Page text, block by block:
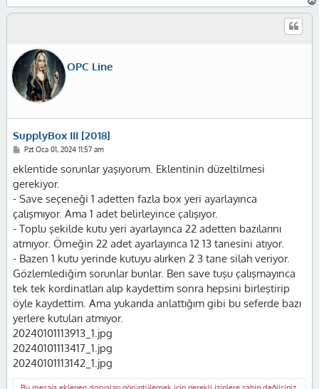
OPC Line
SupplyBox III [2018]
M
s
a
j
Pzt Oca 01, 2024 11:57 am
eklentide sorunlar yaşıyorum. Eklentinin düzeltilmesi
gerekiyor.
- Save seçeneği 1 adetten fazla box yeri ayarlayınca
çalışmıyor. Ama 1 adet belirleyince çalışıyor.
- Toplu şekilde kutu yeri ayarlayınca 22 adetten bazılarını
atmıyor. Örneğin 22 adet ayarlayınca 12 13 tanesini atıyor.
- Bazen 1 kutu yerinde kutuyu alırken 2 3 tane silah veriyor.
Gözlemlediğim sorunlar bunlar. Ben save tuşu çalışmayınca
tek tek kordinatları alıp kaydettim sonra hepsini birleştirip
öyle kaydettim. Ama yukarıda anlattığım gibi bu seferde bazı
yerlere kutuları atmıyor.
20240101113913_1.jpg
20240101113417_1.jpg
20240101113142_1.jpg